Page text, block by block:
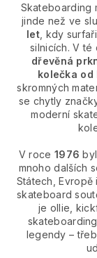
Skateboarding
jinde než ve
let , kdy
silnicích. V té
dřevěná
kolečka od
skromných
se chytly
moderní
V roce 1976
mnoho dalších
Státech,
skateboard
je ollie,
legendy –